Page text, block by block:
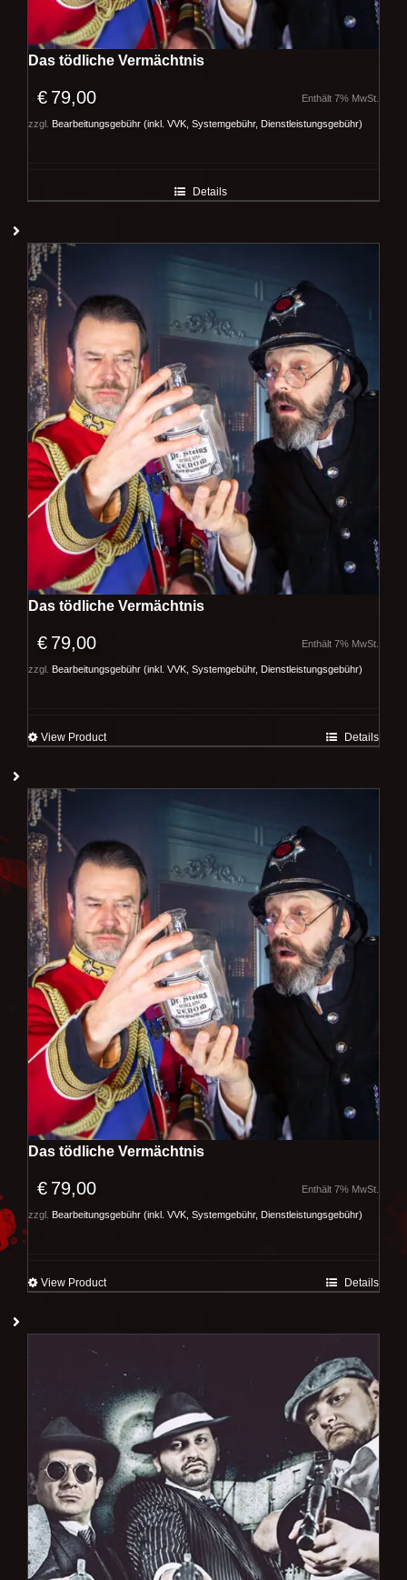
Das tödliche Vermächtnis
€ 79,00 Enthält 7% MwSt.
zzgl. Bearbeitungsgebühr (inkl. VVK, Systemgebühr, Dienstleistungsgebühr)
Details
Das tödliche Vermächtnis
€ 79,00 Enthält 7% MwSt.
zzgl. Bearbeitungsgebühr (inkl. VVK, Systemgebühr, Dienstleistungsgebühr)
View Product Details
Das tödliche Vermächtnis
€ 79,00 Enthält 7% MwSt.
zzgl. Bearbeitungsgebühr (inkl. VVK, Systemgebühr, Dienstleistungsgebühr)
View Product Details